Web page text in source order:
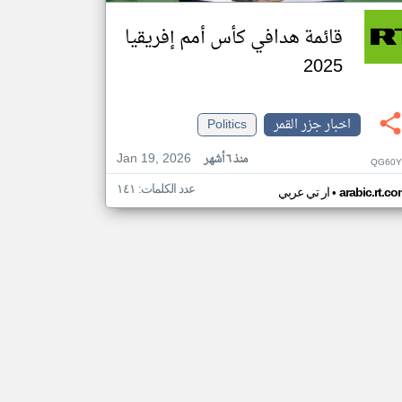
قائمة هدافي كأس أمم إفريقيا
2025
اخبار جزر القمر
Politics
Jan 19, 2026
منذ ٦ أشهر
ار تي عربي• عدد الكلمات: ١٤١